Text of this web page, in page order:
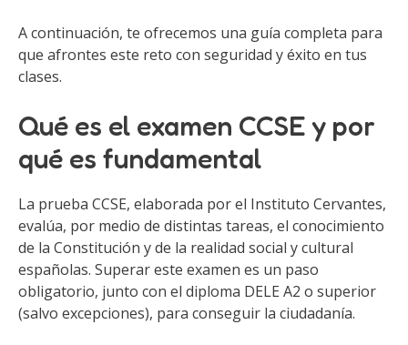
A continuación, te ofrecemos una guía completa para
que afrontes este reto con seguridad y éxito en tus
clases.
Qué es el examen CCSE y por
qué es fundamental
La prueba CCSE, elaborada por el Instituto Cervantes,
evalúa, por medio de distintas tareas, el conocimiento
de la Constitución y de la realidad social y cultural
españolas. Superar este examen es un paso
obligatorio, junto con el diploma DELE A2 o superior
(salvo excepciones), para conseguir la ciudadanía.